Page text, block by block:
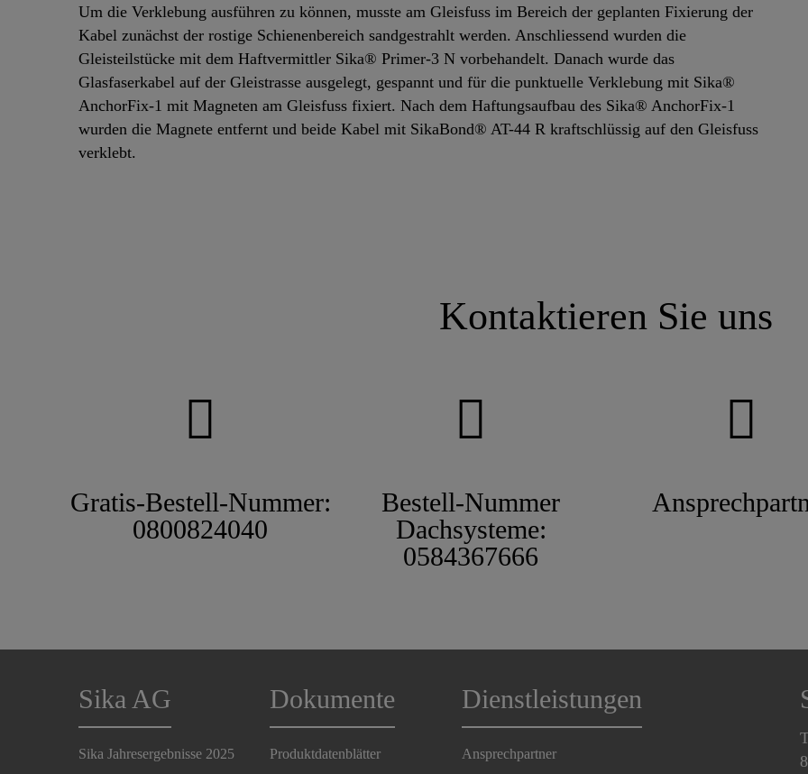
Um die Verklebung ausführen zu können, musste am Gleisfuss im Bereich der geplanten Fixierung der
Kabel zunächst der rostige Schienenbereich sandgestrahlt werden. Anschliessend wurden die
Gleisteilstücke mit dem Haftvermittler Sika® Primer-3 N vorbehandelt. Danach wurde das
Glasfaserkabel auf der Gleistrasse ausgelegt, gespannt und für die punktuelle Verklebung mit Sika®
AnchorFix-1 mit Magneten am Gleisfuss fixiert. Nach dem Haftungsaufbau des Sika® AnchorFix-1
wurden die Magnete entfernt und beide Kabel mit SikaBond® AT-44 R kraftschlüssig auf den Gleisfuss
verklebt.
Kontaktieren Sie uns
Gratis-Bestell-Nummer:
0800824040
Bestell-Nummer
Dachsysteme:
0584367666
Sika AG
Sika Jahresergebnisse 2025
Dokumente
Produktdatenblätter
Dienstleistungen
Ansprechpartner